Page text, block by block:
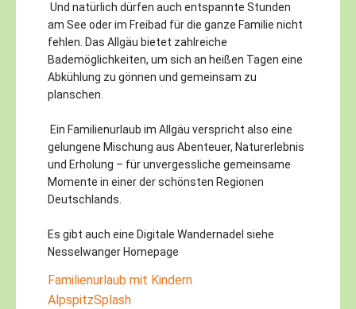
Und natürlich dürfen auch entspannte Stunden
am See oder im Freibad für die ganze Familie nicht
fehlen. Das Allgäu bietet zahlreiche
Bademöglichkeiten, um sich an heißen Tagen eine
Abkühlung zu gönnen und gemeinsam zu
planschen.
Ein Familienurlaub im Allgäu verspricht also eine
gelungene Mischung aus Abenteuer, Naturerlebnis
und Erholung – für unvergessliche gemeinsame
Momente in einer der schönsten Regionen
Deutschlands.
Es gibt auch eine Digitale Wandernadel siehe
Nesselwanger Homepage
Familienurlaub mit Kindern
AlpspitzSplash